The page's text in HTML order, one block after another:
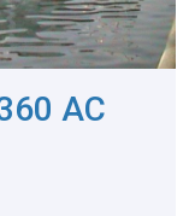
AC